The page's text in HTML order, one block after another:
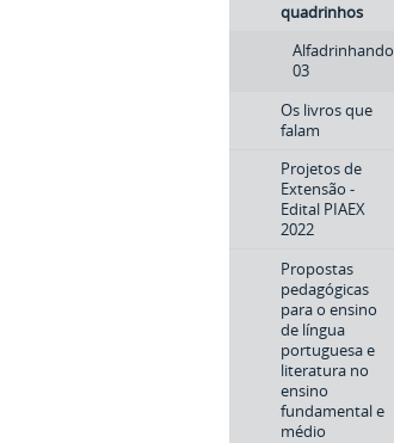
quadrinhos
Alfadrinhando
03
Os livros que
falam
Projetos de
Extensão -
Edital PIAEX
2022
Propostas
pedagógicas
para o ensino
de língua
portuguesa e
literatura no
ensino
fundamental e
médio